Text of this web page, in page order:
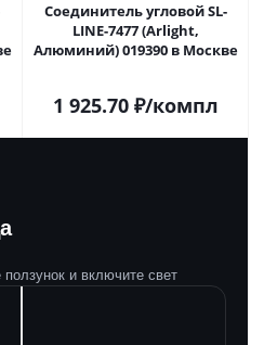
Соединитель угловой SL-
LINE-7477 (Arlight,
Алюминий) 019390 в Москве
1 925.70₽/компл
и включите свет